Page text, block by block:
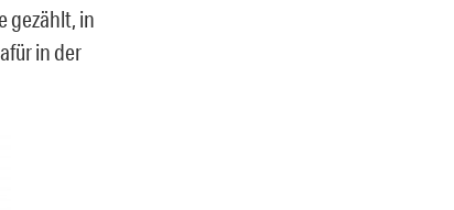
gezählt, in
in der